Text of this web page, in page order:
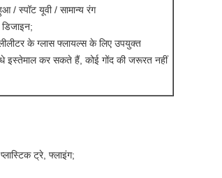
/ स्पॉट यूवी / सामान्य रंग
के ग्लास फ्लायल्स के लिए उपयुक्त
इस्तेमाल कर सकते हैं, कोई गोंद की जरूरत नहीं
ट्रे, फ्लाइंग;